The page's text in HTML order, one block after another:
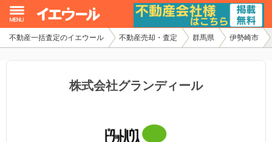
不動産一括査定のイエウール 不動産売却・査定 群馬県 伊勢崎市
株式会社グランディール
イエウール加盟希望の不動産会社様
不動産の売却・一括査定